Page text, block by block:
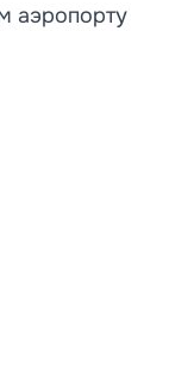
аэропорту